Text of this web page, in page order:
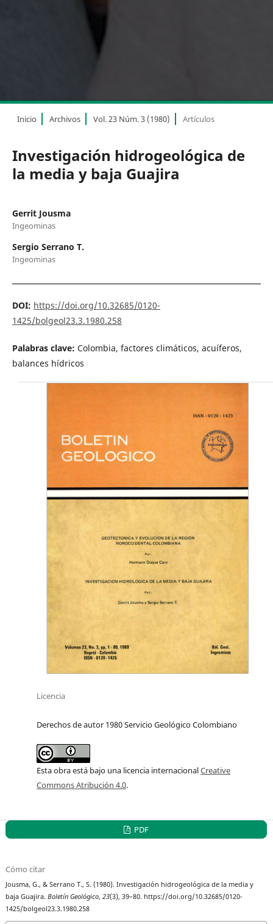
Inicio Archivos Vol. 23 Núm. 3 (1980) Artículos
Investigación hidrogeológica de
la media y baja Guajira
Gerrit Jousma
Ingeominas
Sergio Serrano T.
Ingeominas
DOI: https://doi.org/10.32685/0120-
1425/bolgeol23.3.1980.258
Palabras clave: Colombia, factores climáticos, acuíferos,
balances hídricos
Licencia
Derechos de autor 1980 Servicio Geológico Colombiano
Esta obra está bajo una licencia internacionalCreative
Commons Atribución 4.0.
PDF
Cómo citar
Jousma, G., & Serrano T., S. (1980). Investigación hidrogeológica de la media y
baja Guajira.Boletín Geológico,23(3), 39–80. https://doi.org/10.32685/0120-
1425/bolgeol23.3.1980.258